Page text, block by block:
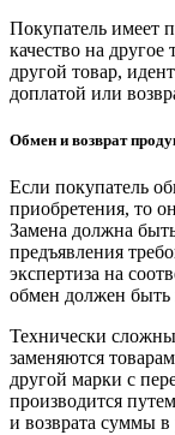
Покупатель имеет
качество на другое
другой товар,
доплатой или
Обмен и возврат
Если покупатель
приобретения, то
Замена должна
предъявления
экспертиза на
обмен должен быть
Технически
заменяются
другой марки с
производится
и возврата суммы в